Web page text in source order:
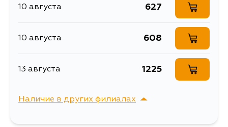
сайлентблоки рычагов
AT212, CT210, ST210
3SFSE
10 августа 627
10 августа 608
13 августа 1225
Наличие в других филиалах